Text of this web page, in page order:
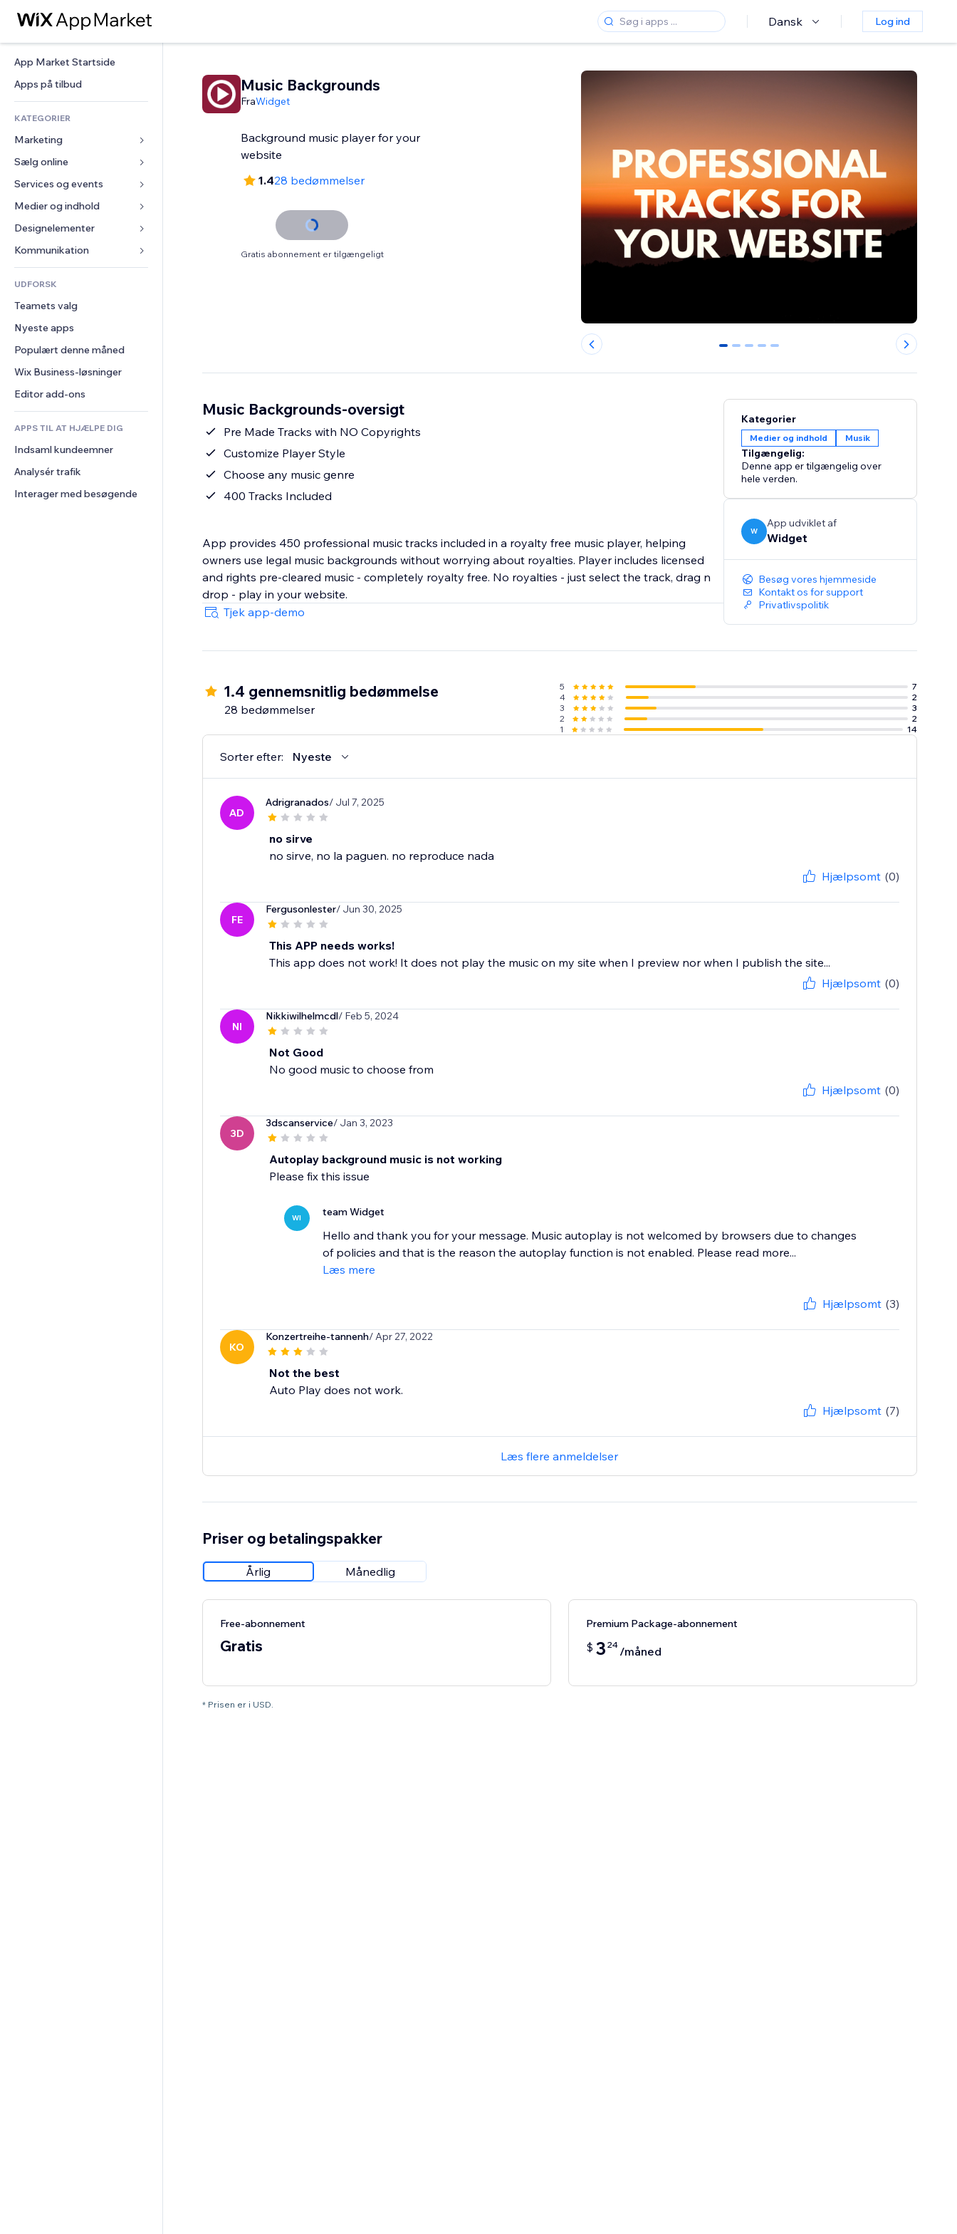
Dansk Log ind
App Market Startside
Apps på tilbud
KATEGORIER
Marketing
Annoncer
Mobil
Statistikker
Hjemmesideregister
E-mail
Sælg online
Apps til Webshops
Forsendelse og levering
Sælg-knapper
Bogføring
Kuponer og loyalitet
Lagerløsninger
Services og events
Hoteller
Events
Restauranter
Ejendomshandel
Bookinger
Medier og indhold
Galleri
Musik
Podcasts
Fotografi
Video
PDF
Fildeling
Nyheder
Designelementer
Kort og Navigation
Privatliv & Sikkerhed
Ur
Sideskabeloner
Billedeffekter
Knapper og menuer
Bannere og badges
Lommeregnere
Søg
Vejr
Diagrammer og tabeller
Formularer
Meningsmålinger
Chat
Kommentarer
Telefon
Fællesskab
Anmeldelser og anbefalinger
CRM
UDFORSK
Teamets valg
Nyeste apps
Populært denne måned
Wix Business-løsninger
Editor add-ons
APPS TIL AT HJÆLPE DIG
Indsaml kundeemner
Analysér trafik
Interager med besøgende
Music Backgrounds
FraWidget
Background music player for your
website
1.428 bedømmelser
Gratis abonnement er tilgængeligt
0 1 2 3 4
Music Backgrounds-oversigt
Pre Made Tracks with NO Copyrights
Customize Player Style
Choose any music genre
400 Tracks Included
App provides 450 professional music tracks included in a royalty free music player, helping
owners use legal music backgrounds without worrying about royalties. Player includes licensed
and rights pre-cleared music - completely royalty free. No royalties - just select the track, drag n
drop - play in your website.
Tjek app-demo
Kategorier
Medier og indhold Musik
Tilgængelig:
Denne app er tilgængelig over
hele verden.
W
App udviklet af
Widget
Besøg vores hjemmeside
Kontakt os for support
Privatlivspolitik
1.4 gennemsnitlig bedømmelse
28 bedømmelser
5
7
4
2
3
3
2
2
1
14
Sorter efter: Nyeste
AD
Adrigranados/ Jul 7, 2025
no sirve
no sirve, no la paguen. no reproduce nada
Hjælpsomt (0)
FE
Fergusonlester/ Jun 30, 2025
This APP needs works!
This app does not work! It does not play the music on my site when I preview nor when I publish the site...
Hjælpsomt (0)
NI
Nikkiwilhelmcdl/ Feb 5, 2024
Not Good
No good music to choose from
Hjælpsomt (0)
3D
3dscanservice/ Jan 3, 2023
Autoplay background music is not working
Please fix this issue
WI team Widget
Hello and thank you for your message. Music autoplay is not welcomed by browsers due to changes
of policies and that is the reason the autoplay function is not enabled. Please read more...
Læs mere
Hjælpsomt (3)
KO
Konzertreihe-tannenh/ Apr 27, 2022
Not the best
Auto Play does not work.
Hjælpsomt (7)
Læs flere anmeldelser
Priser og betalingspakker
Årlig Månedlig
Free-abonnement
Gratis
Premium Package-abonnement
$ 3 24 /måned
* Prisen er i USD.